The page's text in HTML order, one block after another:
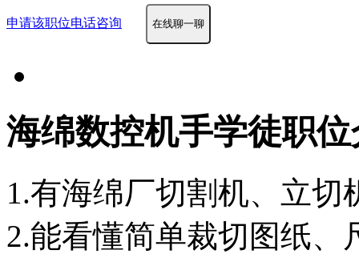
申请该职位电话咨询 在线聊一聊
海绵数控机手学徒职
1.有海绵厂切割机、立
2.能看懂简单裁切图纸